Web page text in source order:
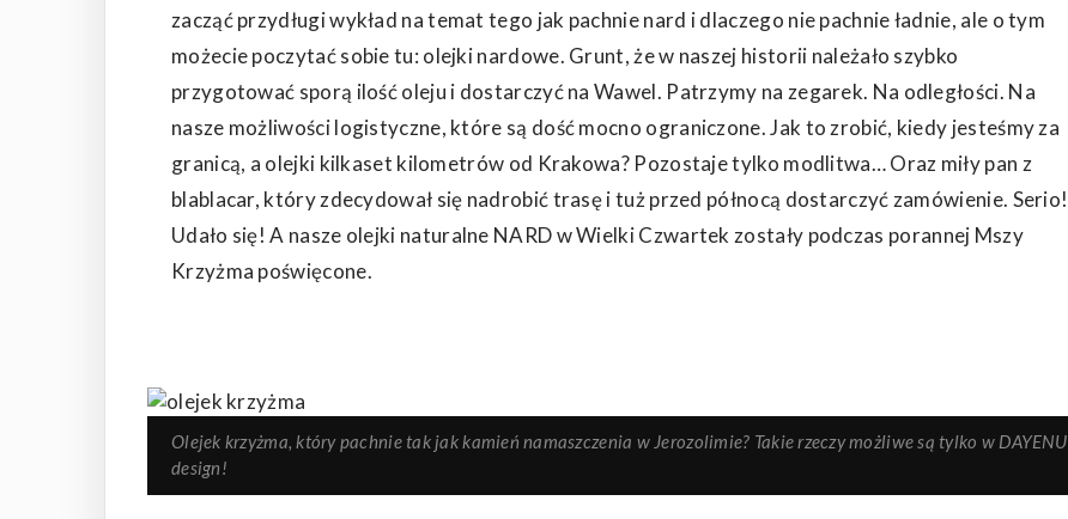
zacząć przydługi wykład na temat tego jak pachnie nard i dlaczego nie pachnie ładnie, ale o tym
możecie poczytać sobie tu: olejki nardowe. Grunt, że w naszej historii należało szybko
przygotować sporą ilość oleju i dostarczyć na Wawel. Patrzymy na zegarek. Na odległości. Na
nasze możliwości logistyczne, które są dość mocno ograniczone. Jak to zrobić, kiedy jesteśmy za
granicą, a olejki kilkaset kilometrów od Krakowa? Pozostaje tylko modlitwa… Oraz miły pan z
blablacar, który zdecydował się nadrobić trasę i tuż przed północą dostarczyć zamówienie. Serio!
Udało się! A nasze olejki naturalne NARD w Wielki Czwartek zostały podczas porannej Mszy
Krzyżma poświęcone.
Olejek krzyżma, który pachnie tak jak kamień namaszczenia w Jerozolimie? Takie rzeczy możliwe są tylko w DAYENU
design!